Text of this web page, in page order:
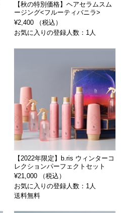
【秋の特別価格】ヘアセラムスム
ージング<フルーティバニラ>
¥2,400 （税込）
お気に入りの登録人数：1人
【2022年限定】b.ris ウィンターコ
レクションパーフェクトセット
¥21,000 （税込）
お気に入りの登録人数：1人
送料無料